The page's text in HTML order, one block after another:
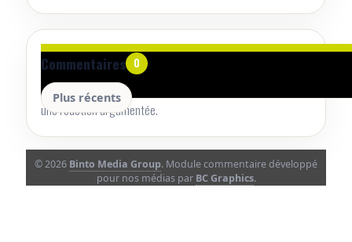
Commentaires 0
Plus récents
Aucun commentaire pour le moment.
Lancez la conversation avec un retour utile, une précision ou
une réaction argumentée.
© 2026 Binto Media Group. Module commentaire développé
pour nos médias par BC Graphics.